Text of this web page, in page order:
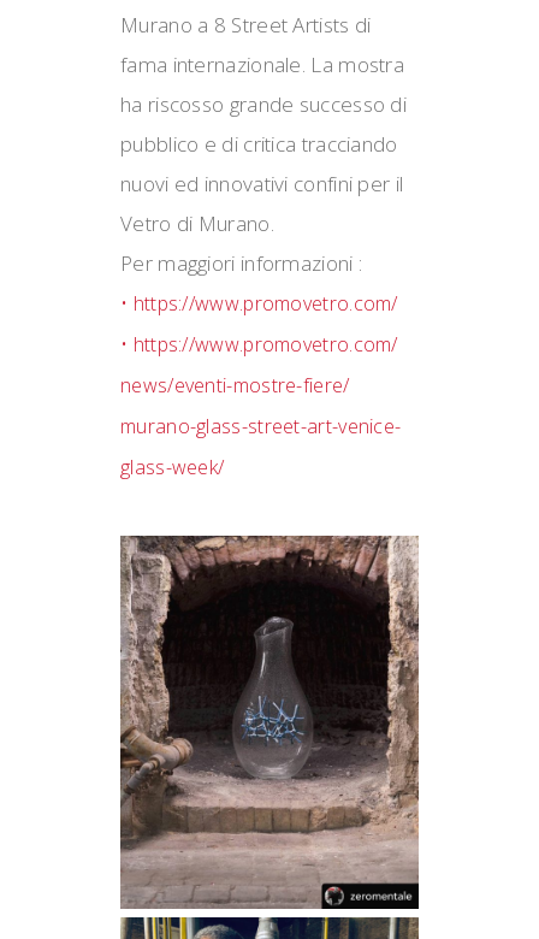
Murano a 8 Street Artists di
fama internazionale. La mostra
ha riscosso grande successo di
pubblico e di critica tracciando
nuovi ed innovativi confini per il
Vetro di Murano.
Per maggiori informazioni :
• https://www.promovetro.com/
• https://www.promovetro.com/
news/eventi-mostre-fiere/
murano-glass-street-art-venice-
glass-week/